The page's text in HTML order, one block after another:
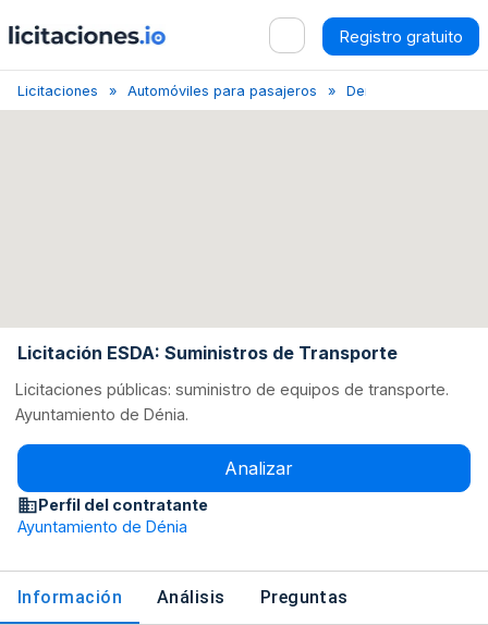
Registro gratuito
Licitaciones Automóviles para pasajeros Denia
Licitación ESDA: Suministros de Transporte
Licitaciones públicas: suministro de equipos de transporte.
Ayuntamiento de Dénia.
Analizar
Perfil del contratante
Ayuntamiento de Dénia
Información Análisis Preguntas